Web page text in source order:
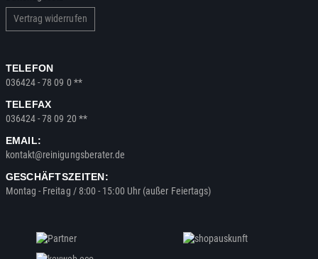
Vertrag widerrufen
TELEFON
036424 - 78 09 0 **
TELEFAX
036424 - 78 09 20 **
EMAIL:
kontakt@reinigungsberater.de
GESCHÄFTSZEITEN:
Montag - Freitag / 8:00 - 15:00 Uhr (außer Feiertags)